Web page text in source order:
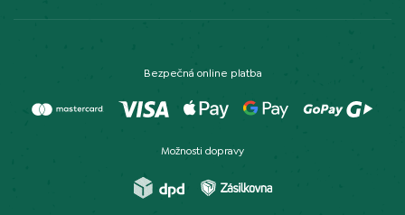
Bezpečná online platba
Možnosti dopravy